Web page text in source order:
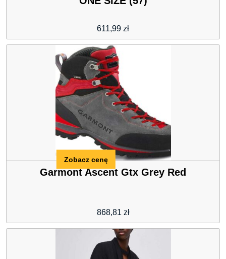
611,99 zł
Garmont Ascent Gtx Grey Red
868,81 zł
Zobacz cenę